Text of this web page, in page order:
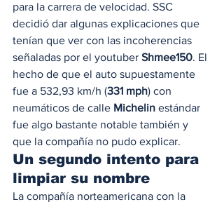
para la carrera de velocidad. SSC
decidió dar algunas explicaciones que
tenían que ver con las incoherencias
señaladas por el youtuber Shmee150. El
hecho de que el auto supuestamente
fue a 532,93 km/h (331 mph) con
neumáticos de calle Michelin estándar
fue algo bastante notable también y
que la compañía no pudo explicar.
Un segundo intento para
limpiar su nombre
La compañía norteamericana con la